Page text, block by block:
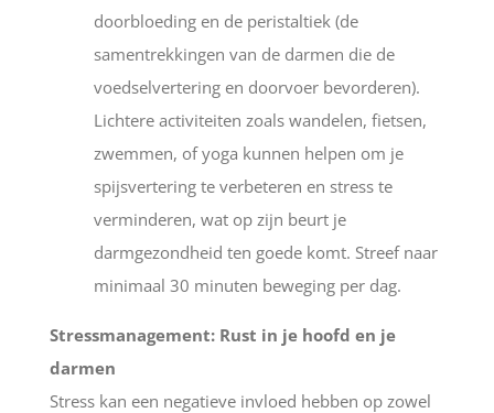
doorbloeding en de peristaltiek (de
samentrekkingen van de darmen die de
voedselvertering en doorvoer bevorderen).
Lichtere activiteiten zoals wandelen, fietsen,
zwemmen, of yoga kunnen helpen om je
spijsvertering te verbeteren en stress te
verminderen, wat op zijn beurt je
darmgezondheid ten goede komt. Streef naar
minimaal 30 minuten beweging per dag.
Stressmanagement: Rust in je hoofd en je
darmen
Stress kan een negatieve invloed hebben op zowel